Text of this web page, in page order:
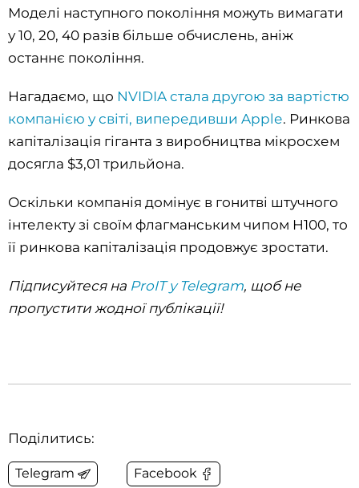
Моделі наступного покоління можуть вимагати
у 10, 20, 40 разів більше обчислень, аніж
останнє покоління.
Нагадаємо, що NVIDIA стала другою за вартістю
компанією у світі, випередивши Applе. Ринкова
капіталізація гіганта з виробництва мікросхем
досягла $3,01 трильйона.
Оскільки компанія домінує в гонитві штучного
інтелекту зі своїм флагманським чипом H100, то
її ринкова капіталізація продовжує зростати.
Підписуйтеся на ProIT у Telegram, щоб не
пропустити жодної публікації!
Поділитись:
Telegram Facebook